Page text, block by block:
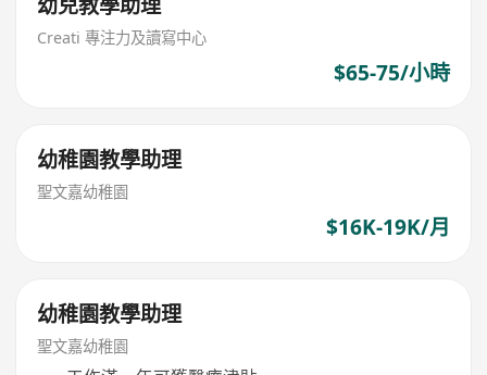
Creati 專注力及讀寫中心
$65-75/小時
幼稚園教學助理
聖文嘉幼稚園
$16K-19K/月
幼稚園教學助理
聖文嘉幼稚園